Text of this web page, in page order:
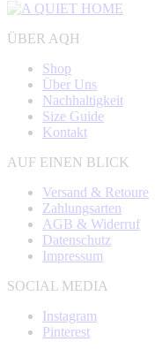
ÜBER AQH
Shop
Über Uns
Nachhaltigkeit
Size Guide
Kontakt
AUF EINEN BLICK
Versand & Retoure
Zahlungsarten
AGB & Widerruf
Datenschutz
Impressum
SOCIAL MEDIA
Instagram
Pinterest